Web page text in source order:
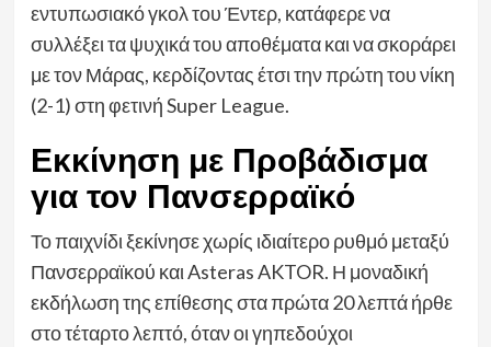
εντυπωσιακό γκολ του Έντερ, κατάφερε να
συλλέξει τα ψυχικά του αποθέματα και να σκοράρει
με τον Μάρας, κερδίζοντας έτσι την πρώτη του νίκη
(2-1) στη φετινή Super League.
Εκκίνηση με Προβάδισμα
για τον Πανσερραϊκό
Το παιχνίδι ξεκίνησε χωρίς ιδιαίτερο ρυθμό μεταξύ
Πανσερραϊκού και Asteras AKTOR. Η μοναδική
εκδήλωση της επίθεσης στα πρώτα 20 λεπτά ήρθε
στο τέταρτο λεπτό, όταν οι γηπεδούχοι